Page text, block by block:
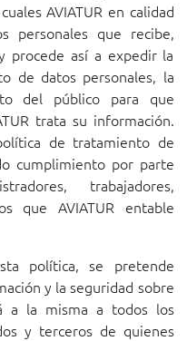
AVIATUR en calidad
personales que recibe,
procede así a expedir la
de datos personales, la
del público para que
trata su información.
de tratamiento de
cumplimiento por parte
trabajadores,
que AVIATUR entable
política, se pretende
y la seguridad sobre
a la misma a todos los
y terceros de quienes